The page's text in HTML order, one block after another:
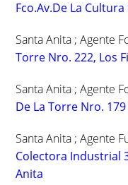
Fco.Av.De La Cultura
Santa Anita ; Agente
Torre Nro. 222, Los
Santa Anita ; Agente
De La Torre Nro.
Santa Anita ; Agente
Colectora Industrial
Anita